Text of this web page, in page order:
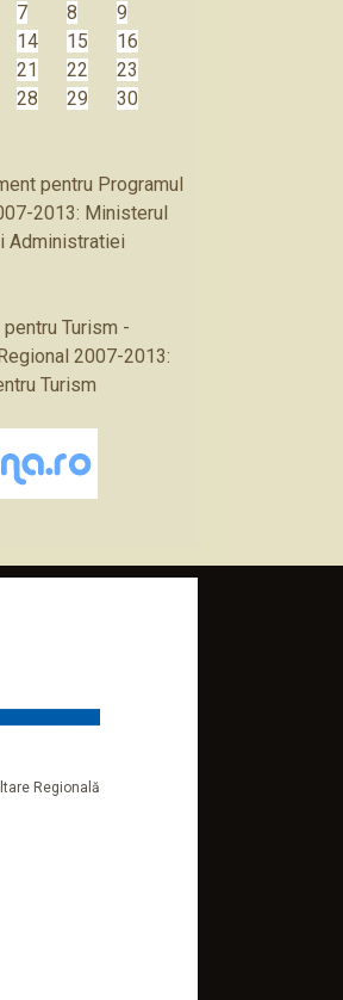
7 8
9
14 15
16
21 22
23
28 29
30
pentru Programul
2013: Ministerul
Administratiei
Turism -
2007-2013:
Turism
Regională